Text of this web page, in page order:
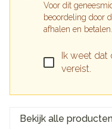
Voor dit
beoordeling door
afhalen en betalen.
Ik weet
vereist.
Bekijk alle